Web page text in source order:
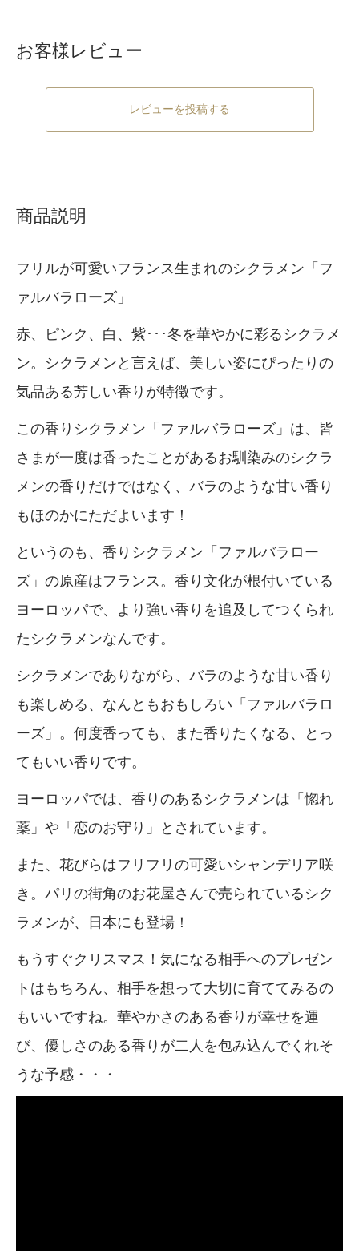
お客様レビュー
レビューを投稿する
商品説明
フリルが可愛いフランス生まれのシクラメン「フ
ァルバラローズ」
赤、ピンク、白、紫･･･冬を華やかに彩るシクラメ
ン。シクラメンと言えば、美しい姿にぴったりの
気品ある芳しい香りが特徴です。
この香りシクラメン「ファルバラローズ」は、皆
さまが一度は香ったことがあるお馴染みのシクラ
メンの香りだけではなく、バラのような甘い香り
もほのかにただよいます！
というのも、香りシクラメン「ファルバラロー
ズ」の原産はフランス。香り文化が根付いている
ヨーロッパで、より強い香りを追及してつくられ
たシクラメンなんです。
シクラメンでありながら、バラのような甘い香り
も楽しめる、なんともおもしろい「ファルバラロ
ーズ」。何度香っても、また香りたくなる、とっ
てもいい香りです。
ヨーロッパでは、香りのあるシクラメンは「惚れ
薬」や「恋のお守り」とされています。
また、花びらはフリフリの可愛いシャンデリア咲
き。パリの街角のお花屋さんで売られているシク
ラメンが、日本にも登場！
もうすぐクリスマス！気になる相手へのプレゼン
トはもちろん、相手を想って大切に育ててみるの
もいいですね。華やかさのある香りが幸せを運
び、優しさのある香りが二人を包み込んでくれそ
うな予感・・・